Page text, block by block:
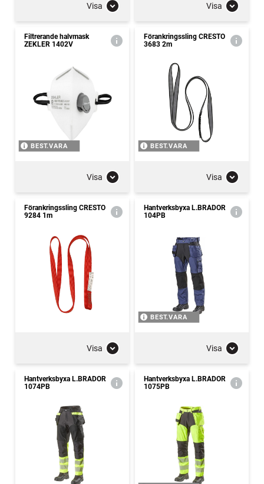
Visa Visa
Filtrerande halvmask
ZEKLER 1402V
BEST.VARA
Visa
Förankringssling CRESTO
3683 2m
BEST.VARA
Visa
Förankringssling CRESTO
9284 1m
Visa
Hantverksbyxa L.BRADOR
104PB
BEST.VARA
Visa
Hantverksbyxa L.BRADOR
1074PB
Hantverksbyxa L.BRADOR
1075PB